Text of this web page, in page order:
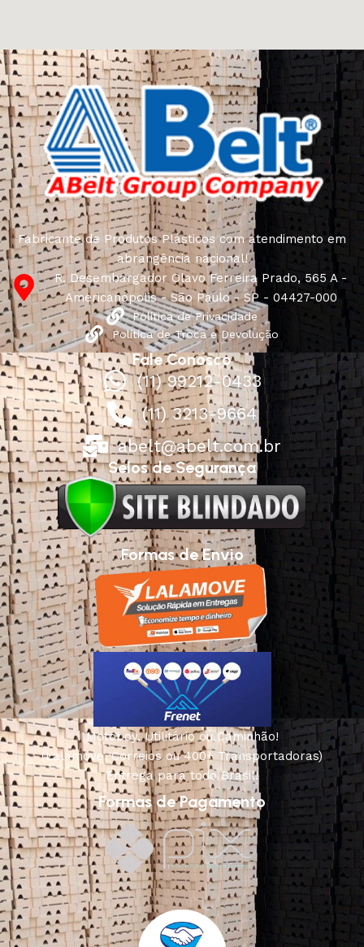
Fabricante de Produtos Plásticos com atendimento em
abrangência nacional!
R. Desembargador Olavo Ferreira Prado, 565 A -
Americanópolis - São Paulo - SP - 04427-000
Política de Privacidade
Política de Troca e Devolução
Fale Conosco
(11) 99212-0433
(11) 3213-9664
abelt@abelt.com.br
Selos de Segurança
Formas de Envio
Motoboy, Utilitário ou Caminhão!
(Lalamove, Correios ou 400+ Transportadoras)
Entrega para todo Brasil!
Formas de Pagamento